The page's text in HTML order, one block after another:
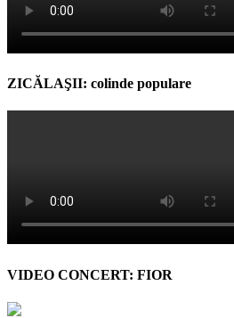
ZICĂLAŞII: colinde populare
VIDEO CONCERT: FIOR